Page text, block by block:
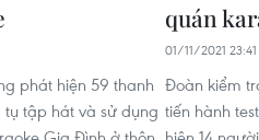
phát hiện 59 thanh
tập hát và sử dụng
quán
01/11/2021 23:41
Đoàn kiểm
tiến hành